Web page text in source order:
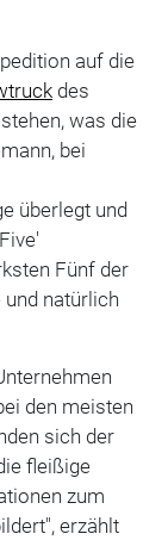
auf die
des
was die
bei
überlegt und
Fünf der
natürlich
den meisten
sich der
fleißige
zum
erzählt